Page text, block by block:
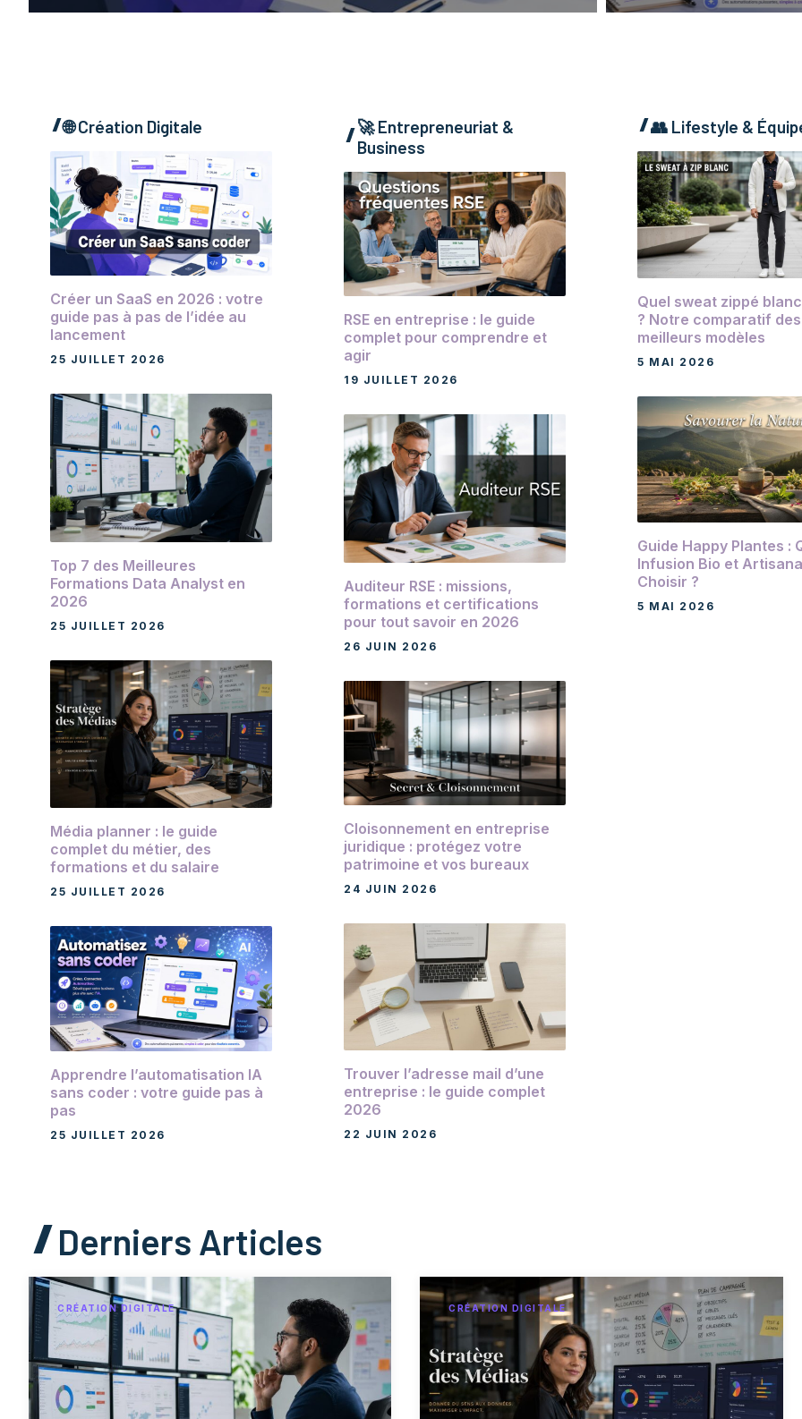
🌐Création Digitale
Créer un SaaS en 2026 : votre
guide pas à pas de l’idée au
lancement
25 JUILLET 2026
Top 7 des Meilleures
Formations Data Analyst en
2026
25 JUILLET 2026
Média planner : le guide
complet du métier, des
formations et du salaire
25 JUILLET 2026
Apprendre l’automatisation IA
sans coder : votre guide pas à
pas
25 JUILLET 2026
🚀Entrepreneuriat &
Business
RSE en entreprise : le guide
complet pour comprendre et
agir
19 JUILLET 2026
Auditeur RSE : missions,
formations et certifications
pour tout savoir en 2026
26 JUIN 2026
Cloisonnement en entreprise
juridique : protégez votre
patrimoine et vos bureaux
24 JUIN 2026
Trouver l’adresse mail d’une
entreprise : le guide complet
2026
22 JUIN 2026
👥 Lifestyle &
Quel sweat zippé
? Notre comparatif des
meilleurs modèles
5 MAI 2026
Guide Happy Plantes :
Infusion Bio et
Choisir ?
5 MAI 2026
Derniers Articles
CRÉATION DIGITALE CRÉATION DIGITALE